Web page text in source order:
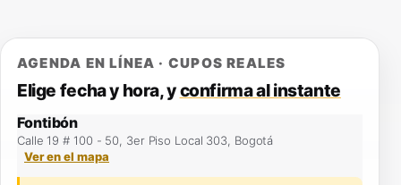
AGENDA EN LÍNEA · CUPOS REALES
Elige fecha y hora, yconfirma al instante
Fontibón
Calle 19 # 100 - 50, 3er Piso Local 303, Bogotá
Ver en el mapa